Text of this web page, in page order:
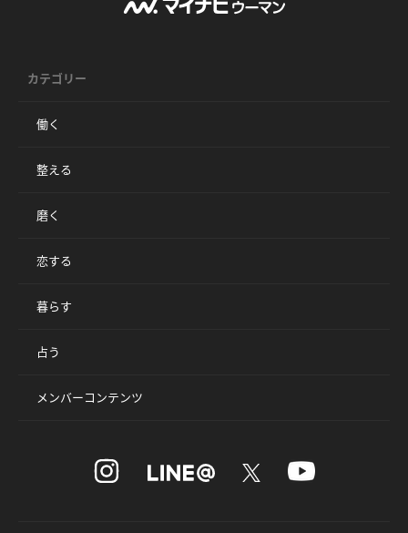
カテゴリー
働く
整える
磨く
恋する
暮らす
占う
メンバーコンテンツ